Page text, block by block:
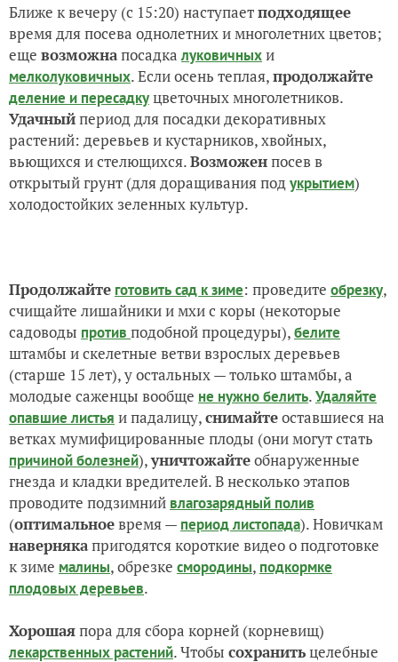
Ближе к вечеру (с 15:20) наступаетподходящее
время для посева однолетних и многолетних цветов;
еще возможнапосадкалуковичныхи
мелколуковичных. Если осень теплая,продолжайте
деление и пересадкуцветочных многолетников.
Удачныйпериод для посадки декоративных
растений: деревьев и кустарников, хвойных,
вьющихся и стелющихся.Возможенпосев в
открытый грунт (для доращивания подукрытием)
холодостойких зеленных культур.
Продолжайте готовить сад к зиме: проведите обрезку,
счищайте лишайники и мхи с коры (некоторые
садоводы против подобной процедуры),белите
штамбы и скелетные ветви взрослых деревьев
(старше 15 лет), у остальных — только штамбы, а
молодые саженцы вообще не нужно белить.Удаляйте
опавшие листья и падалицу,снимайтеоставшиеся на
ветках мумифицированные плоды (они могут стать
причиной болезней),уничтожайтеобнаруженные
гнезда и кладки вредителей. В несколько этапов
проводите подзимний влагозарядный полив
(оптимальноевремя — период листопада). Новичкам
навернякапригодятся короткие видео о подготовке
к зиме малины, обрезке смородины, подкормке
плодовых деревьев.
Хорошаяпора для сбора корней (корневищ)
лекарственных растений. Чтобы сохранитьцелебные